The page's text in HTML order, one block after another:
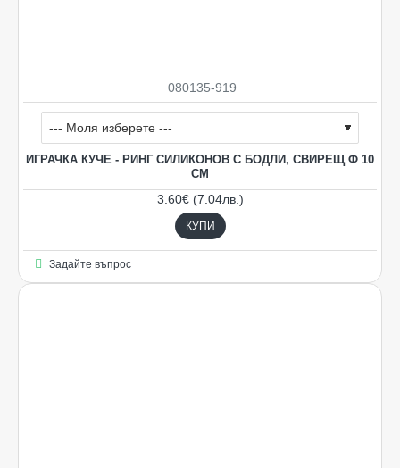
080135-919
ИГРАЧКА КУЧЕ - РИНГ СИЛИКОНОВ С БОДЛИ, СВИРЕЩ Ф 10
СМ
3.60€ (7.04лв.)
КУПИ
Задайте въпрос